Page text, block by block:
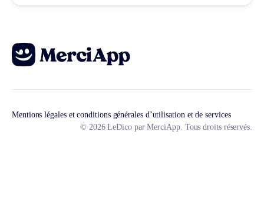
Mentions légales et conditions générales d’utilisation et de services
© 2026 LeDico par MerciApp. Tous droits réservés.